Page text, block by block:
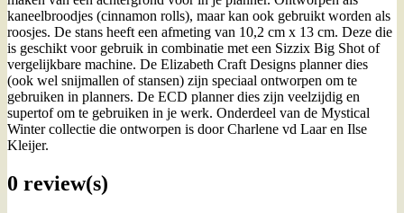
kaneelbroodjes (cinnamon rolls), maar kan ook gebruikt worden als
roosjes. De stans heeft een afmeting van 10,2 cm x 13 cm. Deze die
is geschikt voor gebruik in combinatie met een Sizzix Big Shot of
vergelijkbare machine. De Elizabeth Craft Designs planner dies
(ook wel snijmallen of stansen) zijn speciaal ontworpen om te
gebruiken in planners. De ECD planner dies zijn veelzijdig en
supertof om te gebruiken in je werk. Onderdeel van de Mystical
Winter collectie die ontworpen is door Charlene vd Laar en Ilse
Kleijer.
0 review(s)